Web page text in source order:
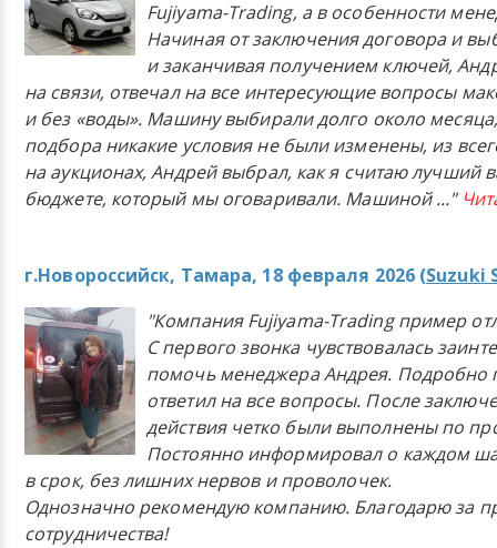
Fujiyama-Trading, а в особенности
Начиная от заключения договора и
и заканчивая получением ключей,
на связи, отвечал на все интересующие вопросы
и без «воды». Машину выбирали долго около
подбора никакие условия не были изменены, из
на аукционах, Андрей выбрал, как я считаю лучший
бюджете, который мы оговаривали. Машиной..."
г.Новороссийск, Тамара, 18 февраля 2026 (Suzuki
"Компания Fujiyama-Trading пример
С первого звонка чувствовалась
помочь менеджера Андрея. Подробно
ответил на все вопросы. После
действия четко были выполнены по
Постоянно информировал о каждом
в срок, без лишних нервов и проволочек.
Однозначно рекомендую компанию. Благодарю за
сотрудничества!